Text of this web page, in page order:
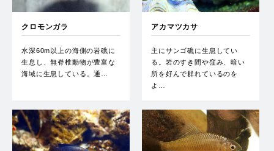
クロモンガラ
水深60m以上の海側の岩礁に
生息し、無脊椎動物が豊富な
海域に生息している。通…
アカマツカサ
主にサンゴ礁に生息してい
る。岩のすき間や窪み、暗い
所を好んで群れているのを
よ…